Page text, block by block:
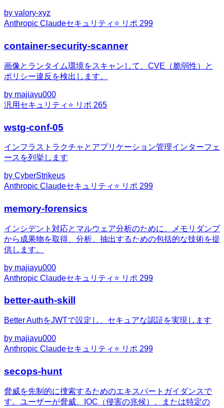
by valory-xyz
Anthropic Claudeセキュリティ ⭐ リポ 299
container-security-scanner
画像とランタイム環境をスキャンして、CVE（脆弱性）と
ポリシー違反を検出します。
by majiayu000
汎用 セキュリティ ⭐ リポ 265
wstg-conf-05
インフラストラクチャとアプリケーション管理インターフェ
ースを列挙します
by CyberStrikeus
Anthropic Claudeセキュリティ ⭐ リポ 299
memory-forensics
インシデント対応とマルウェア分析のために、メモリダンプ
から成果物を取得、分析、抽出するための包括的な技術を提
供します。
by majiayu000
Anthropic Claudeセキュリティ ⭐ リポ 299
better-auth-skill
Better AuthをJWTで設定し、セキュアな認証を実現します
by majiayu000
Anthropic Claudeセキュリティ ⭐ リポ 299
secops-hunt
脅威を先制的に捜索するためのエキスパートガイダンスで
す。ユーザーが脅威、IOC（侵害の兆候）、または特定の